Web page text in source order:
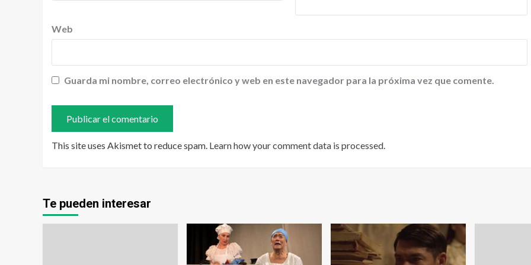
Web
Guarda mi nombre, correo electrónico y web en este navegador para la próxima vez que comente.
This site uses Akismet to reduce spam. Learn how your comment data is processed.
Te pueden interesar